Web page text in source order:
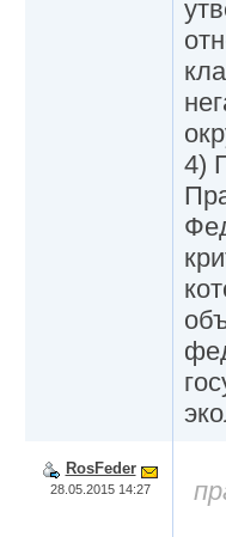
4)
RosFeder
28.05.2015 14:27